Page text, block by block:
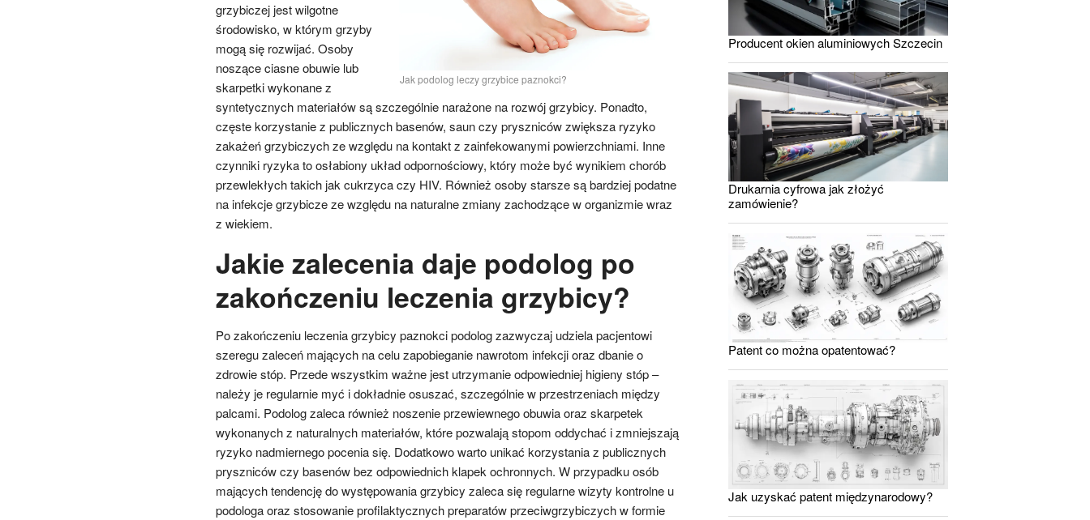
Jak podolog leczy grzybice paznokci?
grzybiczej jest wilgotne
środowisko, w którym grzyby
mogą się rozwijać. Osoby
noszące ciasne obuwie lub
skarpetki wykonane z
syntetycznych materiałów są szczególnie narażone na rozwój grzybicy. Ponadto,
częste korzystanie z publicznych basenów, saun czy pryszniców zwiększa ryzyko
zakażeń grzybiczych ze względu na kontakt z zainfekowanymi powierzchniami. Inne
czynniki ryzyka to osłabiony układ odpornościowy, który może być wynikiem chorób
przewlekłych takich jak cukrzyca czy HIV. Również osoby starsze są bardziej podatne
na infekcje grzybicze ze względu na naturalne zmiany zachodzące w organizmie wraz
z wiekiem.
Jakie zalecenia daje podolog po
zakończeniu leczenia grzybicy?
Po zakończeniu leczenia grzybicy paznokci podolog zazwyczaj udziela pacjentowi
szeregu zaleceń mających na celu zapobieganie nawrotom infekcji oraz dbanie o
zdrowie stóp. Przede wszystkim ważne jest utrzymanie odpowiedniej higieny stóp –
należy je regularnie myć i dokładnie osuszać, szczególnie w przestrzeniach między
palcami. Podolog zaleca również noszenie przewiewnego obuwia oraz skarpetek
wykonanych z naturalnych materiałów, które pozwalają stopom oddychać i zmniejszają
ryzyko nadmiernego pocenia się. Dodatkowo warto unikać korzystania z publicznych
pryszniców czy basenów bez odpowiednich klapek ochronnych. W przypadku osób
mających tendencję do występowania grzybicy zaleca się regularne wizyty kontrolne u
podologa oraz stosowanie profilaktycznych preparatów przeciwgrzybiczych w formie
Producent okien aluminiowych Szczecin
Drukarnia cyfrowa jak złożyć
zamówienie?
Patent co można opatentować?
Jak uzyskać patent międzynarodowy?